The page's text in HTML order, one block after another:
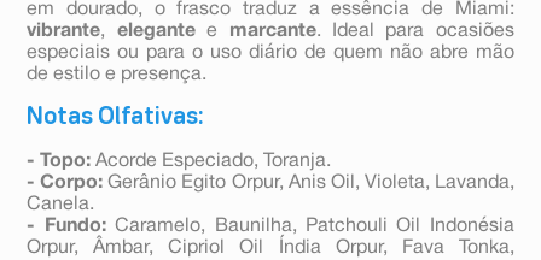
em dourado, o frasco traduz a essência de Miami:
vibrante, elegantee marcante. Ideal para ocasiões
especiais ou para o uso diário de quem não abre mão
de estilo e presença.
Notas Olfativas:
- Topo: Acorde Especiado, Toranja.
- Corpo: Gerânio Egito Orpur, Anis Oil, Violeta, Lavanda,
Canela.
- Fundo:Caramelo, Baunilha, Patchouli Oil Indonésia
Orpur, Âmbar, Cipriol Oil Índia Orpur, Fava Tonka,